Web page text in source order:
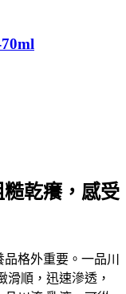
乾癢，感受
格外重要。一品川
滑順，迅速滲透，